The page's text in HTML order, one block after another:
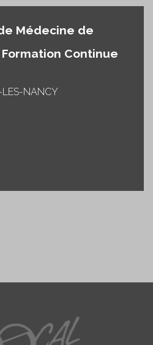
Médecine de
Continue
NANCY